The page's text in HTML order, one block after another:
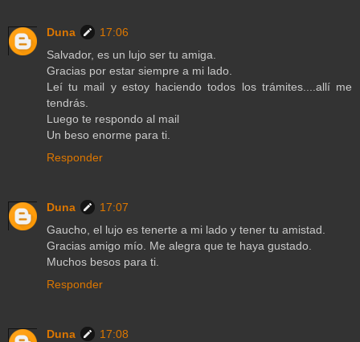
Duna
17:06
Salvador, es un lujo ser tu amiga.
Gracias por estar siempre a mi lado.
Leí tu mail y estoy haciendo todos los trámites....allí me
tendrás.
Luego te respondo al mail
Un beso enorme para ti.
Responder
Duna
17:07
Gaucho, el lujo es tenerte a mi lado y tener tu amistad.
Gracias amigo mío. Me alegra que te haya gustado.
Muchos besos para ti.
Responder
Duna
17:08